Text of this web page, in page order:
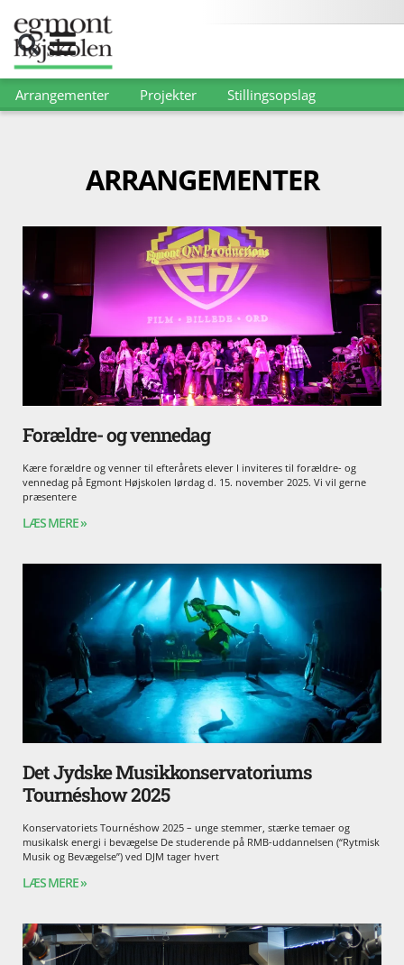
Arrangementer Projekter Stillingsopslag
ARRANGEMENTER
Forældre- og vennedag
Kære forældre og venner til efterårets elever I inviteres til forældre- og
vennedag på Egmont Højskolen lørdag d. 15. november 2025. Vi vil gerne
præsentere
LÆS MERE »
Det Jydske Musikkonservatoriums
Tournéshow 2025
Konservatoriets Tournéshow 2025 – unge stemmer, stærke temaer og
musikalsk energi i bevægelse De studerende på RMB-uddannelsen (“Rytmisk
Musik og Bevægelse”) ved DJM tager hvert
LÆS MERE »